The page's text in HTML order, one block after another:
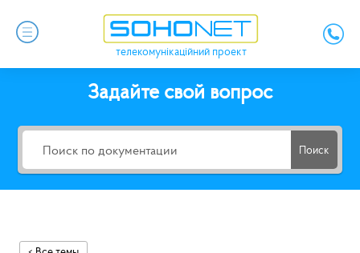
телекомунікаційний проект
Задайте свой вопрос
Поиск